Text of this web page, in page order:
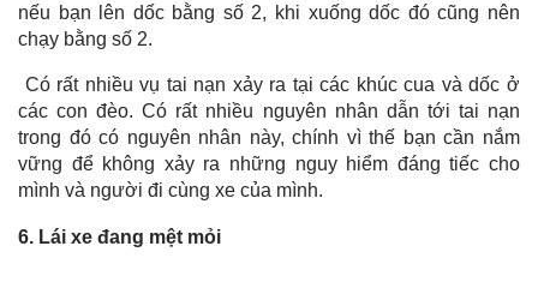
nếu bạn lên dốc bằng số 2, khi xuống dốc đó cũng nên
chạy bằng số 2.
Có rất nhiều vụ tai nạn xảy ra tại các khúc cua và dốc ở
các con đèo. Có rất nhiều nguyên nhân dẫn tới tai nạn
trong đó có nguyên nhân này, chính vì thế bạn cần nắm
vững để không xảy ra những nguy hiểm đáng tiếc cho
mình và người đi cùng xe của mình.
6. Lái xe đang mệt mỏi